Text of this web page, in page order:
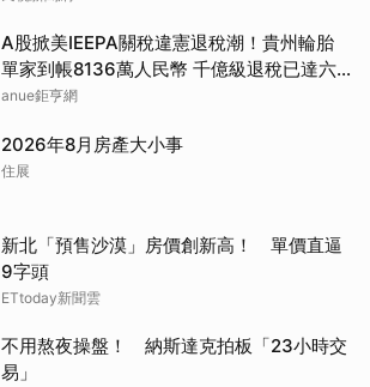
A股掀美IEEPA關稅違憲退稅潮！貴州輪胎
單家到帳8136萬人民幣 千億級退稅已達六
成
anue鉅亨網
2026年8月房產大小事
住展
新北「預售沙漠」房價創新高！ 單價直逼
9字頭
ETtoday新聞雲
不用熬夜操盤！ 納斯達克拍板「23小時交
易」